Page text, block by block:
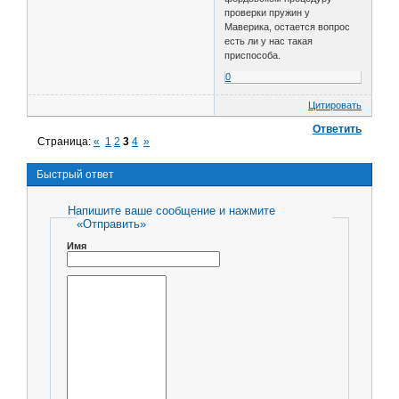
проверки пружин у
Маверика, остается вопрос
есть ли у нас такая
приспособа.
0
Цитировать
Ответить
Страница:« 1 2 3 4 »
Быстрый ответ
Напишите ваше сообщение и нажмите
«Отправить»
Имя